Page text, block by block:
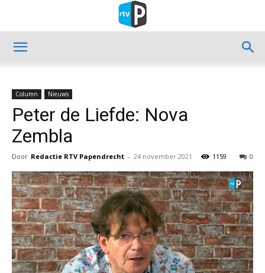
Column Nieuws
Peter de Liefde: Nova
Zembla
Door Redactie RTV Papendrecht - 24 november 2021 0
1159